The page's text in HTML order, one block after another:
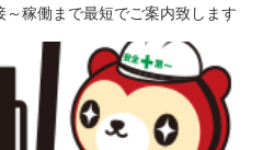
～稼働まで最短でご案内致します